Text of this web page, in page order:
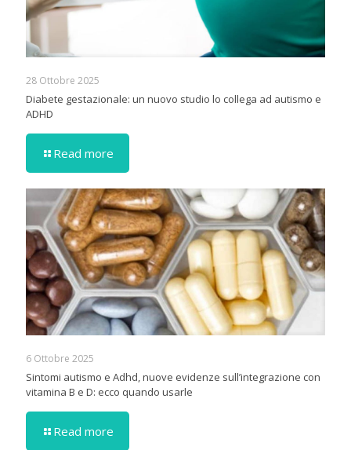
28 Ottobre 2025
Diabete gestazionale: un nuovo studio lo collega ad autismo e
ADHD
Read more
6 Ottobre 2025
Sintomi autismo e Adhd, nuove evidenze sull’integrazione con
vitamina B e D: ecco quando usarle
Read more